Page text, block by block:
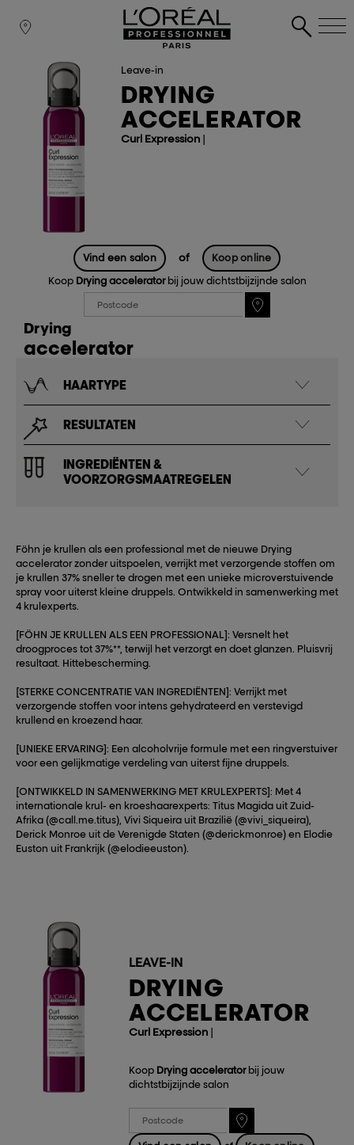
Leave-in
DRYING
ACCELERATOR
Curl Expression|
Vind een salon of
Koop online
Koop Drying accelerator bij jouw dichtstbijzijnde salon
Drying
accelerator
HAARTYPE
RESULTATEN
INGREDIËNTEN &
VOORZORGSMAATREGELEN
Föhn je krullen als een professional met de nieuwe Drying
accelerator zonder uitspoelen, verrijkt met verzorgende stoffen om
je krullen 37% sneller te drogen met een unieke microverstuivende
spray voor uiterst kleine druppels. Ontwikkeld in samenwerking met
4 krulexperts.
[FÖHN JE KRULLEN ALS EEN PROFESSIONAL]: Versnelt het
droogproces tot 37%**, terwijl het verzorgt en doet glanzen. Pluisvrij
resultaat. Hittebescherming.
[STERKE CONCENTRATIE VAN INGREDIËNTEN]: Verrijkt met
verzorgende stoffen voor intens gehydrateerd en verstevigd
krullend en kroezend haar.
[UNIEKE ERVARING]: Een alcoholvrije formule met een ringverstuiver
voor een gelijkmatige verdeling van uiterst fijne druppels.
[ONTWIKKELD IN SAMENWERKING MET KRULEXPERTS]: Met 4
internationale krul- en kroeshaarexperts: Titus Magida uit Zuid-
Afrika (@call.me.titus), Vivi Siqueira uit Brazilië (@vivi_siqueira),
Derick Monroe uit de Verenigde Staten (@derickmonroe) en Elodie
Euston uit Frankrijk (@elodieeuston).
LEAVE-IN
DRYING
ACCELERATOR
Curl Expression|
Koop Drying accelerator bij jouw
dichtstbijzijnde salon